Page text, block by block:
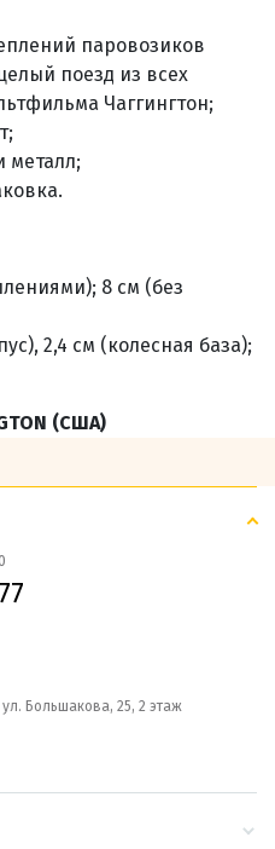
паровозиков
поезд из всех
Чаггингтон;
металл;
8 см (без
2,4 см (колесная база);
(США)
ул. Большакова, 25, 2 этаж